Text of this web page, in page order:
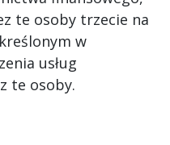
te osoby trzecie na
w
usług
te osoby.